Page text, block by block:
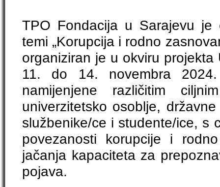
TPO Fondacija u Sarajevu je
temi „Korupcija i rodno
organiziran je u okviru
11. do 14. novembra
namijenjene različitim
univerzitetsko osoblje,
službenike/ce i studente/ice, s
povezanosti korupcije i
jačanja kapaciteta za
pojava.